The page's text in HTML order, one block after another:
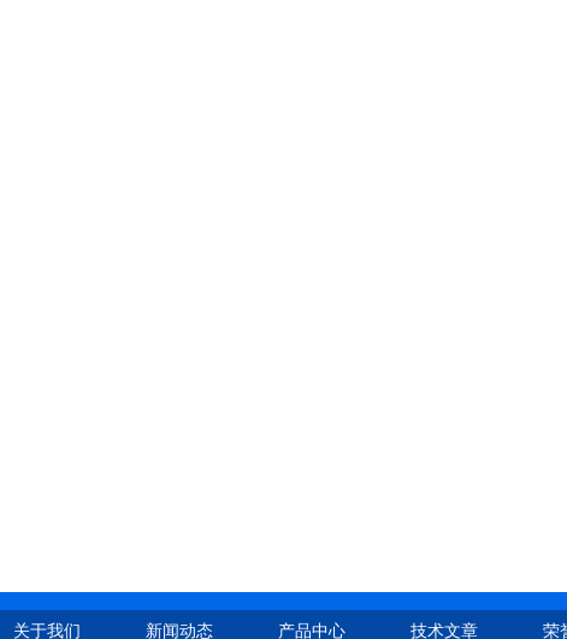
关于我们 新闻动态 产品中心 技术文章 荣